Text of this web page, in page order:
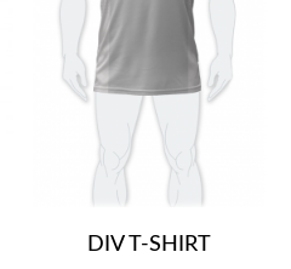
DIV T-SHIRT